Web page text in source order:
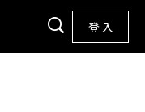
登 入